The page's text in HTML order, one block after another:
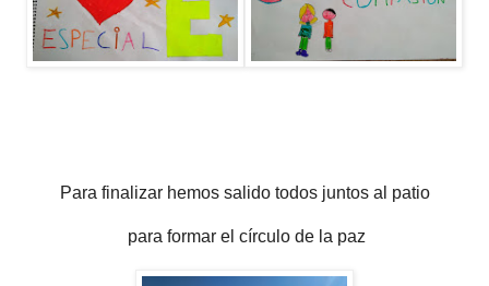
Para finalizar hemos salido todos juntos al patio
para formar el círculo de la paz